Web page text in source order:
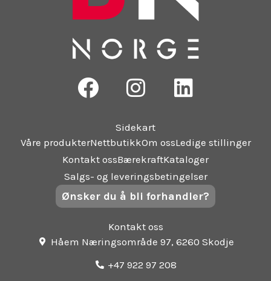
F
a
e
b
o
o
I
n
s
t
a
g
r
a
m
L
i
k
e
d
i
Sidekart
Våre produkterNettbutikkOm ossLedige stillinger
Kontakt ossBærekraftKataloger
Salgs- og leveringsbetingelser
Ønsker du å bli forhandler?
Kontakt oss
Håem Næringsområde 97, 6260 Skodje
+47 922 97 208